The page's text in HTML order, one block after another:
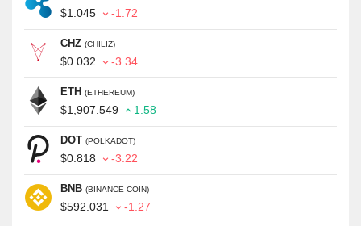
$1.045 -1.72
CHZ (CHILIZ)
$0.032 -3.34
ETH (ETHEREUM)
$1,907.549 1.58
DOT (POLKADOT)
$0.818 -3.22
BNB (BINANCE COIN)
$592.031 -1.27